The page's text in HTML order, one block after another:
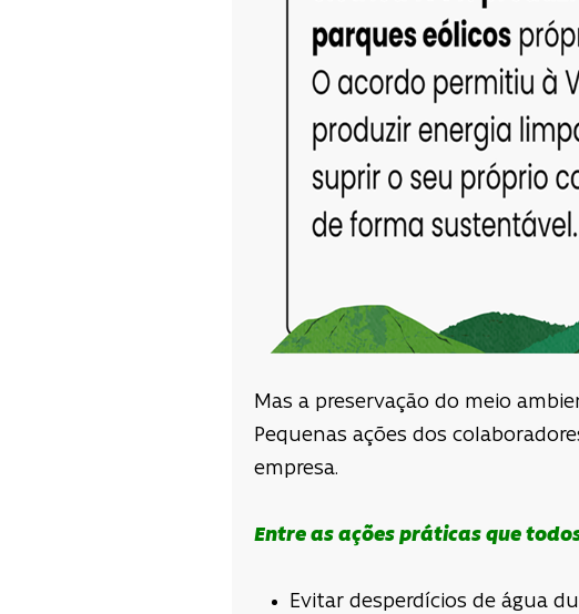
Mas a preservação do meio
Pequenas ações dos
empresa.
Entre as ações práticas que
Evitar desperdícios de água